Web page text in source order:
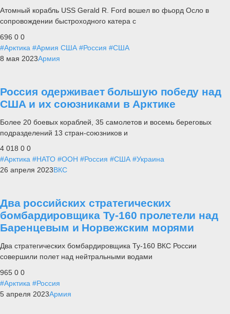
Атомный корабль USS Gerald R. Ford вошел во фьорд Осло в
сопровождении быстроходного катера с
696 0 0
#Арктика #Армия США #Россия #США
8 мая 2023Армия
Россия одерживает большую победу над
США и их союзниками в Арктике
Более 20 боевых кораблей, 35 самолетов и восемь береговых
подразделений 13 стран-союзников и
4 018 0 0
#Арктика #НАТО #ООН #Россия #США #Украина
26 апреля 2023ВКС
Два российских стратегических
бомбардировщика Ту-160 пролетели над
Баренцевым и Норвежским морями
Два стратегических бомбардировщика Ту-160 ВКС России
совершили полет над нейтральными водами
965 0 0
#Арктика #Россия
5 апреля 2023Армия